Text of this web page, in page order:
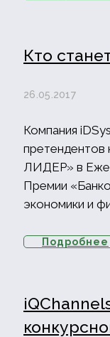
Кто
26.05.2017
Компания
претендентов
ЛИДЕР» в
Премии
экономики и
Подробнее